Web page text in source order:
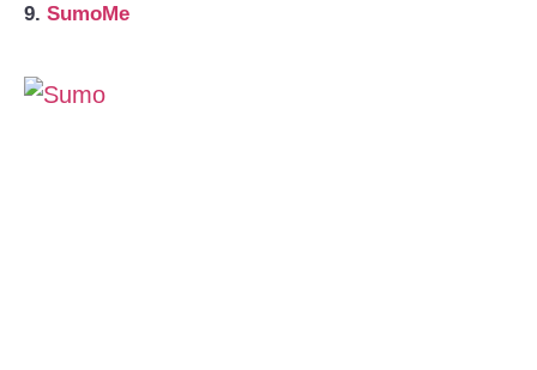
9. SumoMe